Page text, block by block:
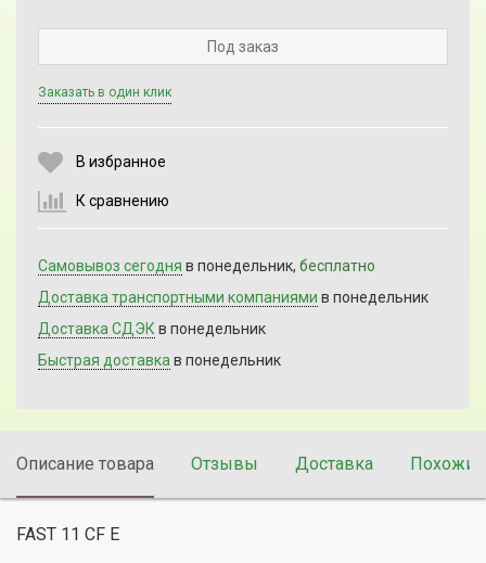
Под заказ
Заказать в один клик
В избранное
К сравнению
Самовывоз сегодня в понедельник, бесплатно
Доставка транспортными компаниями в понедельник
Доставка СДЭК в понедельник
Быстрая доставка в понедельник
Описание товара Отзывы Доставка
FAST 11 CF E